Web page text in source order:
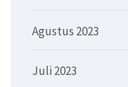
Agustus 2023
Juli 2023